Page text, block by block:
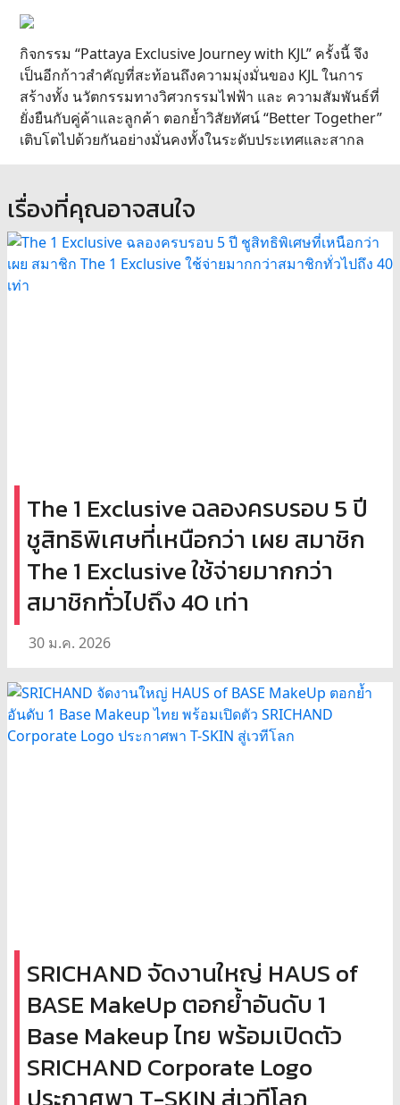
กิจกรรม “Pattaya Exclusive Journey with KJL” ครั้งนี้ จึง
เป็นอีกก้าวสำคัญที่สะท้อนถึงความมุ่งมั่นของ KJL ในการ
สร้างทั้ง นวัตกรรมทางวิศวกรรมไฟฟ้า และ ความสัมพันธ์ที่
ยั่งยืนกับคู่ค้าและลูกค้า ตอกย้ำวิสัยทัศน์ “Better Together”
เติบโตไปด้วยกันอย่างมั่นคงทั้งในระดับประเทศและสากล
เรื่องที่คุณอาจสนใจ
The 1 Exclusive ฉลองครบรอบ 5 ปี
ชูสิทธิพิเศษที่เหนือกว่า เผย สมาชิก
The 1 Exclusive ใช้จ่ายมากกว่า
สมาชิกทั่วไปถึง 40 เท่า
30 ม.ค. 2026
SRICHAND จัดงานใหญ่ HAUS of
BASE MakeUp ตอกย้ำอันดับ 1
Base Makeup ไทย พร้อมเปิดตัว
SRICHAND Corporate Logo